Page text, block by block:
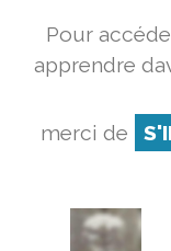
Pour
apprendre
merci de